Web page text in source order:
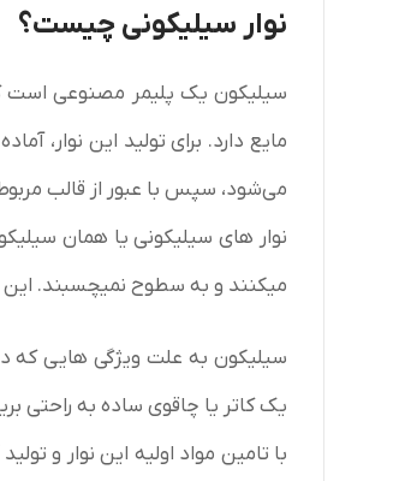
نوار سیلیکونی چیست؟
سیلیکون یک پلیمر مصنوعی است
مایع دارد. برای تولید این نوار،
می‌شود، سپس با عبور از قالب
نوار های سیلیکونی یا همان
میکنند و به سطوح نمیچسبند. این
سیلیکون به علت ویژگی هایی که
یک کاتر یا چاقوی ساده به
با تامین مواد اولیه این نوار و